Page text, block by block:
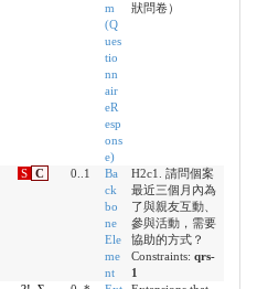
m
(Q
ues
tio
nn
air
eR
esp
ons
e)
狀問卷）
S C 0..1
Ba
ck
bo
ne
Ele
me
nt
H2c1. 請問個案
最近三個月內為
了與親友互動、
參與活動，需要
協助的方式？
Constraints: qrs-
1